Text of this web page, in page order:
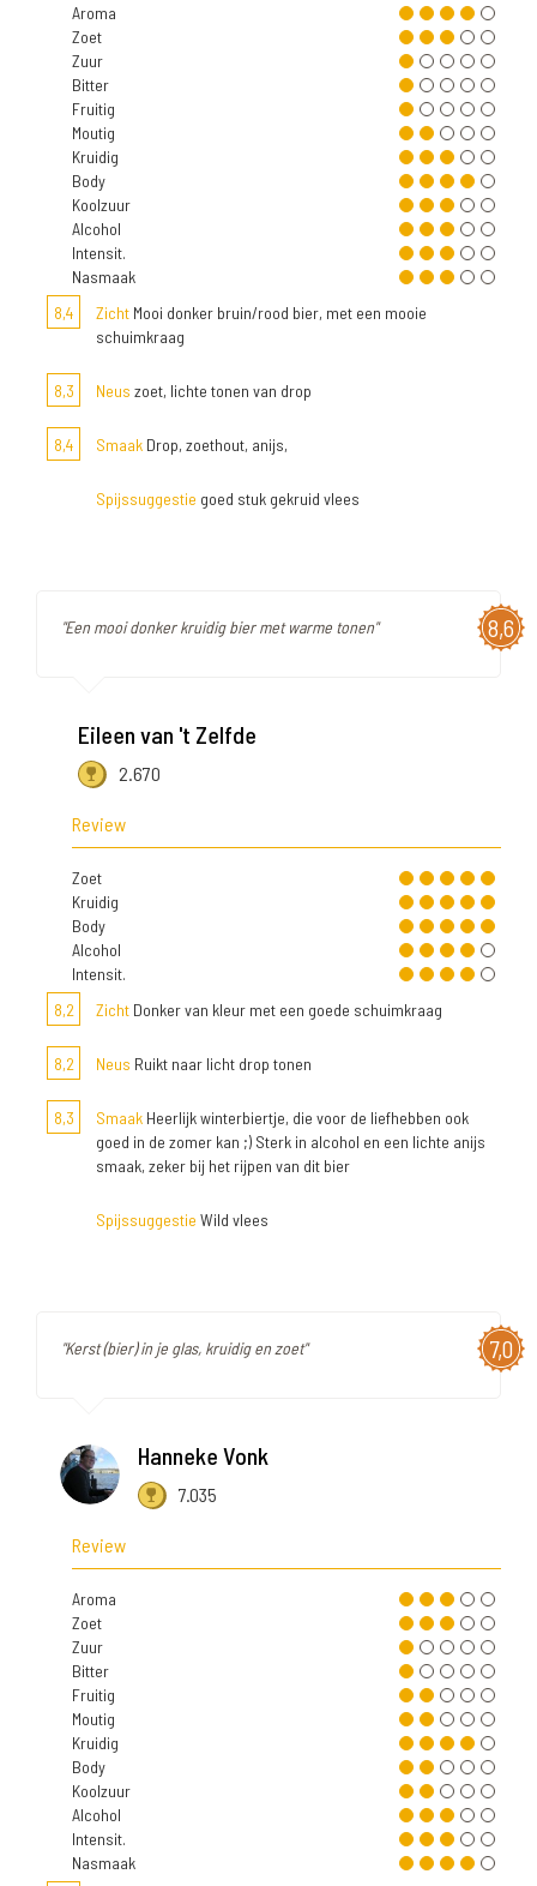
Aroma
Zoet
Zuur
Bitter
Fruitig
Moutig
Kruidig
Body
Koolzuur
Alcohol
Intensit.
Nasmaak
8,4
Zicht Mooi donker bruin/rood bier, met een mooie
schuimkraag
8,3 Neus zoet, lichte tonen van drop
8,4 Smaak Drop, zoethout, anijs,
Spijssuggestie goed stuk gekruid vlees
8,6
"Een mooi donker kruidig bier met warme tonen"
Eileen van 't Zelfde
2.670
Review
Zoet
Kruidig
Body
Alcohol
Intensit.
8,2
Zicht Donker van kleur met een goede schuimkraag
8,2 Neus Ruikt naar licht drop tonen
8,3 Smaak Heerlijk winterbiertje, die voor de liefhebben ook
goed in de zomer kan ;) Sterk in alcohol en een lichte anijs
smaak, zeker bij het rijpen van dit bier
Spijssuggestie Wild vlees
7,0
"Kerst (bier) in je glas, kruidig en zoet"
Hanneke Vonk
7.035
Review
Aroma
Zoet
Zuur
Bitter
Fruitig
Moutig
Kruidig
Body
Koolzuur
Alcohol
Intensit.
Nasmaak